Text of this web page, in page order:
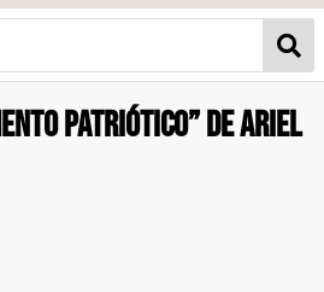
patriótico” de Ariel